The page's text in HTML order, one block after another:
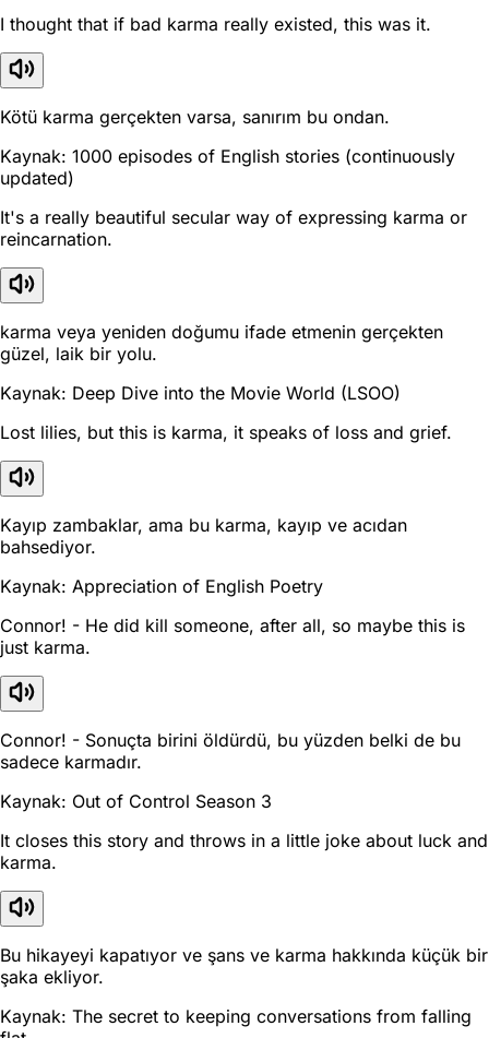
I thought that if bad karma really existed, this was it.
Kötü karma gerçekten varsa, sanırım bu ondan.
Kaynak: 1000 episodes of English stories (continuously
updated)
It's a really beautiful secular way of expressing karma or
reincarnation.
karma veya yeniden doğumu ifade etmenin gerçekten
güzel, laik bir yolu.
Kaynak: Deep Dive into the Movie World (LSOO)
Lost lilies, but this is karma, it speaks of loss and grief.
Kayıp zambaklar, ama bu karma, kayıp ve acıdan
bahsediyor.
Kaynak: Appreciation of English Poetry
Connor! - He did kill someone, after all, so maybe this is
just karma.
Connor! - Sonuçta birini öldürdü, bu yüzden belki de bu
sadece karmadır.
Kaynak: Out of Control Season 3
It closes this story and throws in a little joke about luck and
karma.
Bu hikayeyi kapatıyor ve şans ve karma hakkında küçük bir
şaka ekliyor.
Kaynak: The secret to keeping conversations from falling